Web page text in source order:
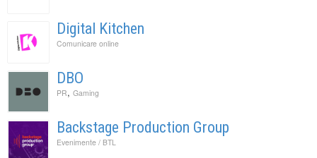
Digital Kitchen
Comunicare online
DBO
PR, Gaming
Backstage Production Group
Evenimente / BTL